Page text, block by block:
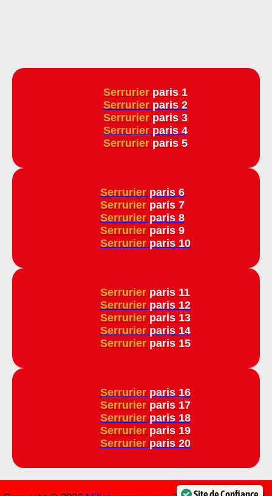
Serrurier paris 1
Serrurier paris 2
Serrurier paris 3
Serrurier paris 4
Serrurier paris 5
Serrurier paris 6
Serrurier paris 7
Serrurier paris 8
Serrurier paris 9
Serrurier paris 10
Serrurier paris 11
Serrurier paris 12
Serrurier paris 13
Serrurier paris 14
Serrurier paris 15
Serrurier paris 16
Serrurier paris 17
Serrurier paris 18
Serrurier paris 19
Serrurier paris 20